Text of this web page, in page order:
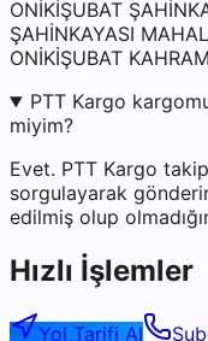
ONİKİŞUBAT
ŞAHİNKAYASI
ONİKİŞUBAT
PTT Kargo
miyim?
Evet. PTT Kargo
sorgulayarak
edilmiş olup
Hızlı İşlemler
Yol Tarifi Al